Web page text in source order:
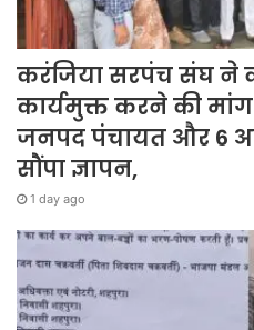
करंजिया सरपंच संघ ने
कार्यमुक्त करने की
जनपद पंचायत और 6
सौंपा ज्ञापन,
1 day ago